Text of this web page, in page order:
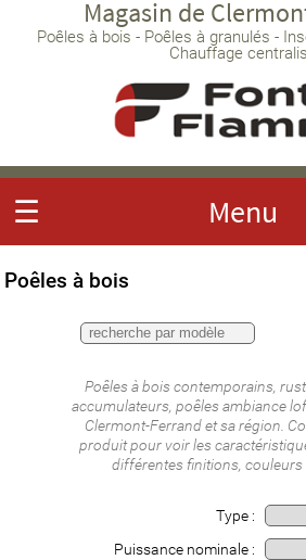
Magasin de
Poêles à bois - Poêles à granulés -
Chauffage
☰ Menu
Poêles à bois
Poêles à bois contemporains,
accumulateurs, poêles ambiance
Clermont-Ferrand et sa région.
produit pour voir les
différentes finitions, couleurs
Type :
Puissance nominale :